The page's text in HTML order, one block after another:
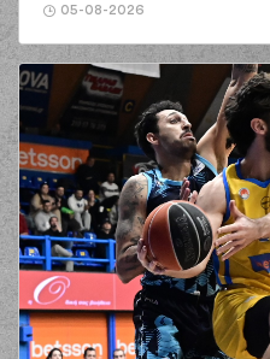
05-08-2026